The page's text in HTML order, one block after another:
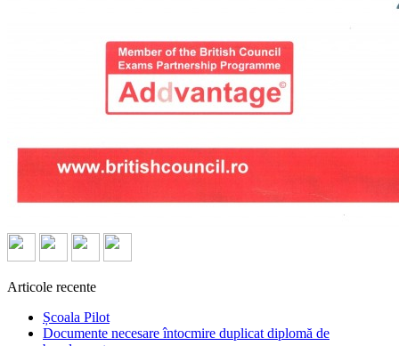
Articole recente
Școala Pilot
Documente necesare întocmire duplicat diplomă de